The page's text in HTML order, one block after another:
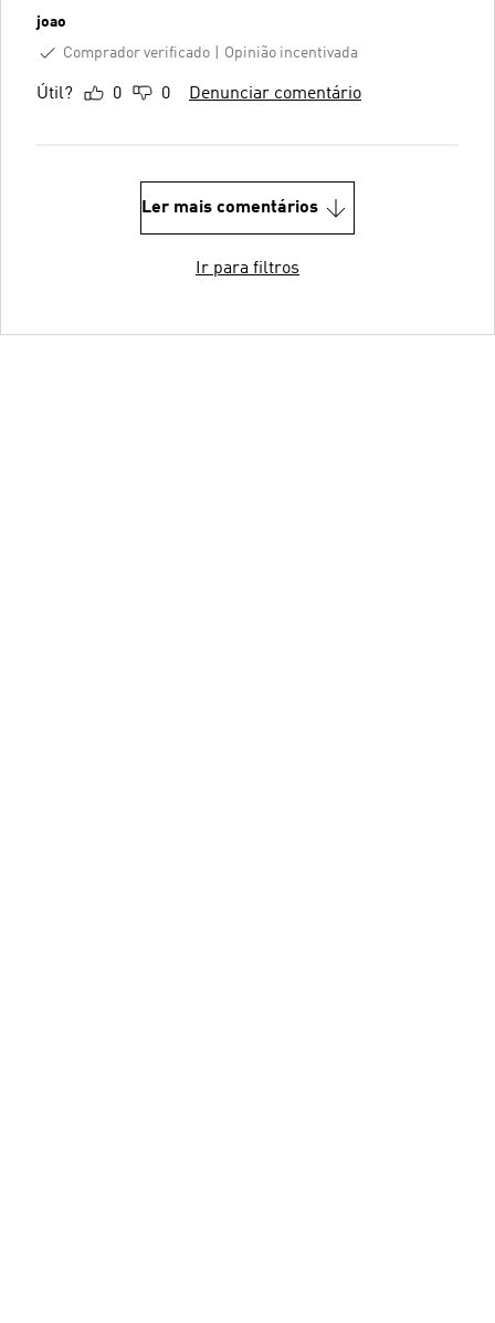
joao
Comprador verificado
Opinião incentivada
Útil? 0 0 Denunciar comentário
Ler mais comentários
Ir para filtros